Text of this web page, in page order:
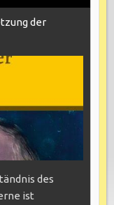
der
des
ist